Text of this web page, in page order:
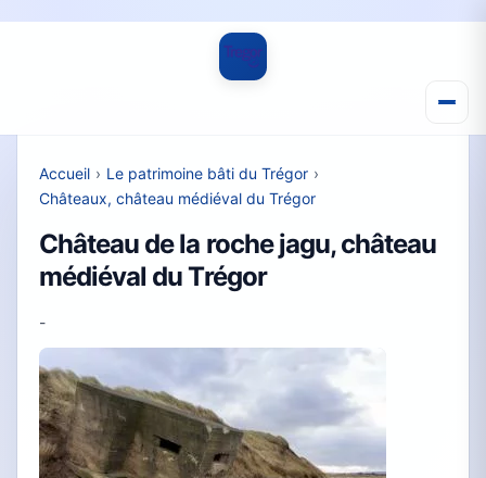
Accueil › Le patrimoine bâti du Trégor ›
Châteaux, château médiéval du Trégor
Château de la roche jagu, château
médiéval du Trégor
-